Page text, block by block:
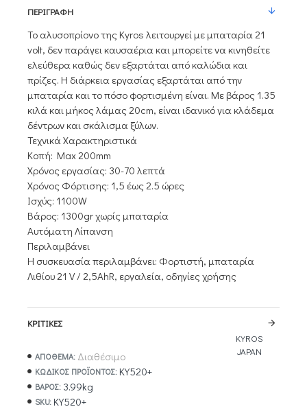
ΠΕΡΙΓΡΑΦΉ
Το αλυσοπρίονο της Kyros λειτουργεί με μπαταρία 21
volt, δεν παράγει καυσαέρια και μπορείτε να κινηθείτε
ελεύθερα καθώς δεν εξαρτάται από καλώδια και
πρίζες. Η διάρκεια εργασίας εξαρτάται από την
μπαταρία και το πόσο φορτισμένη είναι. Με βάρος 1.35
κιλά και μήκος λάμας 20cm, είναι ιδανικό για κλάδεμα
δέντρων και σκάλισμα ξύλων.
Τεχνικά Χαρακτηριστικά
Κοπή: Max 200mm
Χρόνος εργασίας: 30-70 λεπτά
Χρόνος Φόρτισης: 1,5 έως 2.5 ώρες
Ισχύς: 1100W
Βάρος: 1300gr χωρίς μπαταρία
Αυτόματη Λίπανση
Περιλαμβάνει
Η συσκευασία περιλαμβάνει: Φορτιστή, μπαταρία
Λιθίου 21 V / 2,5AhR, εργαλεία, οδηγίες χρήσης
ΚΡΙΤΙΚΈΣ
ΑΠΟΘΕΜΑ: Διαθέσιμο
ΚΩΔΙΚΌΣ ΠΡΟΪΌΝΤΟΣ: ΚΥ520+
ΒΆΡΟΣ: 3.99kg
SKU: ΚΥ520+
KYROS
JAPAN